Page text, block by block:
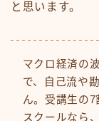
と思います。
マクロ経済の
で、自己流や
ん。受講生の
スクールなら